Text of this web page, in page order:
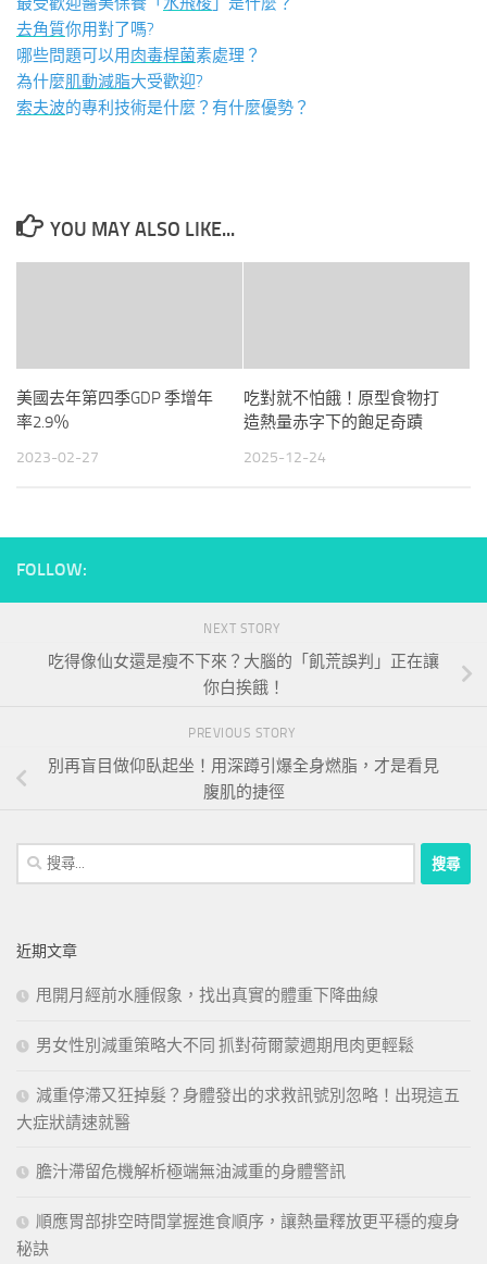
去角質你用對了嗎?
哪些問題可以用肉毒桿菌素處理？
為什麼肌動減脂大受歡迎?
索夫波的專利技術是什麼？有什麼優勢？
YOU MAY ALSO LIKE...
美國去年第四季GDP 季增年
率2.9％
2023-02-27
吃對就不怕餓！原型食物打
造熱量赤字下的飽足奇蹟
2025-12-24
FOLLOW:
NEXT STORY
吃得像仙女還是瘦不下來？大腦的「飢荒誤判」正在讓
你白挨餓！
PREVIOUS STORY
別再盲目做仰臥起坐！用深蹲引爆全身燃脂，才是看見
腹肌的捷徑
搜
尋
字:
近期文章
甩開月經前水腫假象，找出真實的體重下降曲線
男女性別減重策略大不同 抓對荷爾蒙週期甩肉更輕鬆
減重停滯又狂掉髮？身體發出的求救訊號別忽略！出現這五
大症狀請速就醫
膽汁滯留危機解析極端無油減重的身體警訊
順應胃部排空時間掌握進食順序，讓熱量釋放更平穩的瘦身
秘訣